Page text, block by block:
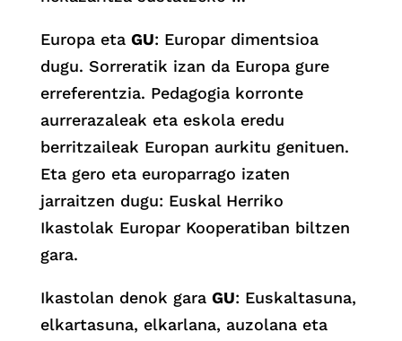
Europa eta GU: Europar dimentsioa
dugu. Sorreratik izan da Europa gure
erreferentzia. Pedagogia korronte
aurrerazaleak eta eskola eredu
berritzaileak Europan aurkitu genituen.
Eta gero eta europarrago izaten
jarraitzen dugu: Euskal Herriko
Ikastolak Europar Kooperatiban biltzen
gara.
Ikastolan denok gara GU: Euskaltasuna,
elkartasuna, elkarlana, auzolana eta